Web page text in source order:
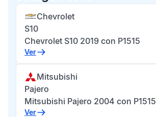
Chevrolet
S10
Chevrolet S10 2019 con P1515
Ver
Mitsubishi
Pajero
Mitsubishi Pajero 2004 con P1515
Ver